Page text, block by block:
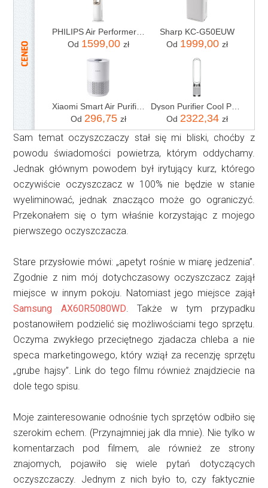
PHILIPS Air Performer Seria 8000 3w1 AMF870/16
Od 1599,00 zł
Sharp KC-G50EUW
Od 1999,00 zł
Xiaomi Smart Air Purifier 4 Compact
Od 296,75 zł
Dyson Purifier Cool PC1 De-NOx TP11
Od 2322,34 zł
Sam temat oczyszczaczy stał się mi bliski, choćby z
powodu świadomości powietrza, którym oddychamy.
Jednak głównym powodem był irytujący kurz, którego
oczywiście oczyszczacz w 100% nie będzie w stanie
wyeliminować, jednak znacząco może go ograniczyć.
Przekonałem się o tym właśnie korzystając z mojego
pierwszego oczyszczacza.
Stare przysłowie mówi: „apetyt rośnie w miarę jedzenia”.
Zgodnie z nim mój dotychczasowy oczyszczacz zajął
miejsce w innym pokoju. Natomiast jego miejsce zajął
Samsung AX60R5080WD . Także w tym przypadku
postanowiłem podzielić się możliwościami tego sprzętu.
Oczyma zwykłego przeciętnego zjadacza chleba a nie
speca marketingowego, który wziął za recenzję sprzętu
„grube hajsy”. Link do tego filmu również znajdziecie na
dole tego spisu.
Moje zainteresowanie odnośnie tych sprzętów odbiło się
szerokim echem. (Przynajmniej jak dla mnie). Nie tylko w
komentarzach pod filmem, ale również ze strony
znajomych, pojawiło się wiele pytań dotyczących
oczyszczaczy. Jednym z nich było to, czy faktycznie